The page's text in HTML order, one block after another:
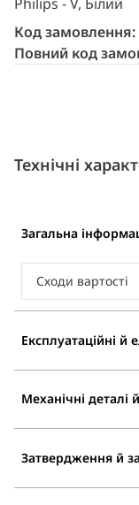
Код замовлення:
Повний код
Технічні
Загальна
Сходи вартості
Експлуатаційні й
Механічні деталі
Затвердження й